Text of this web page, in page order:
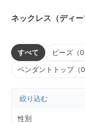
ネックレス（ディー
すべて ビーズ（0
ペンダントトップ（0
絞り込む
性別